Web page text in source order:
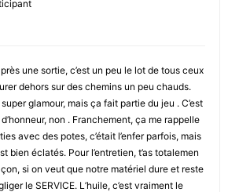
une sortie, c’est un peu le lot de tous ceux
dehors sur des chemins un peu chauds.
super glamour, mais ça fait partie du jeu . C’est
non . Franchement, ça me rappelle
avec des potes, c’était l’enfer parfois, mais
bien éclatés. Pour l’entretien, t’as totalemen
si on veut que notre matériel dure et reste
le SERVICE. L’huile, c’est vraiment le